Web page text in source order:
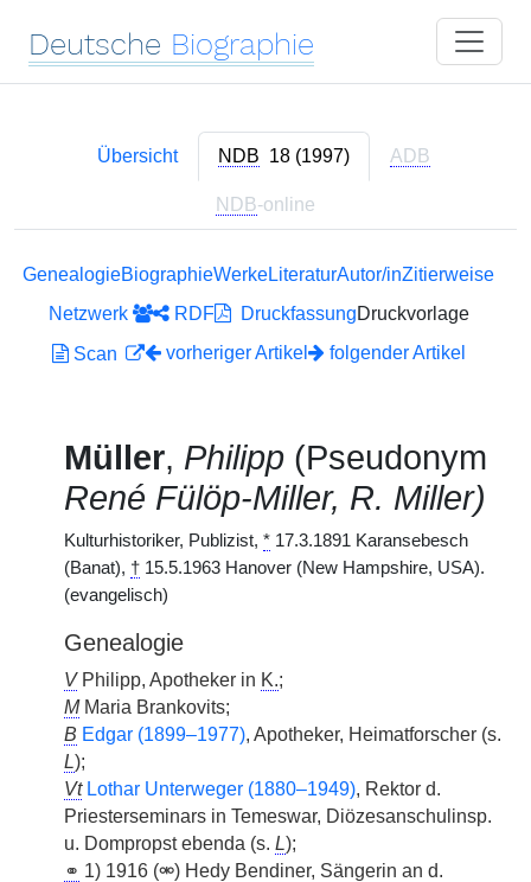
Deutsche Biographie
Übersicht NDB 18 (1997) ADB
NDB-online
GenealogieBiographieWerkeLiteraturAutor/inZitierweise
Netzwerk
RDF DruckfassungDruckvorlage
Scan
vorheriger Artikel folgender Artikel
Müller, Philipp (Pseudonym
René Fülöp-Miller, R. Miller)
Kulturhistoriker, Publizist, * 17.3.1891 Karansebesch
(Banat), † 15.5.1963 Hanover (New Hampshire, USA).
(evangelisch)
Genealogie
VPhilipp, Apotheker in K.;
MMaria Brankovits;
B Edgar (1899–1977), Apotheker, Heimatforscher (s.
L);
Vt Lothar Unterweger (1880–1949), Rektor d.
Priesterseminars in Temeswar, Diözesanschulinsp.
u. Dompropst ebenda (s. L);
⚭ 1) 1916 (⚮) Hedy Bendiner, Sängerin an d.